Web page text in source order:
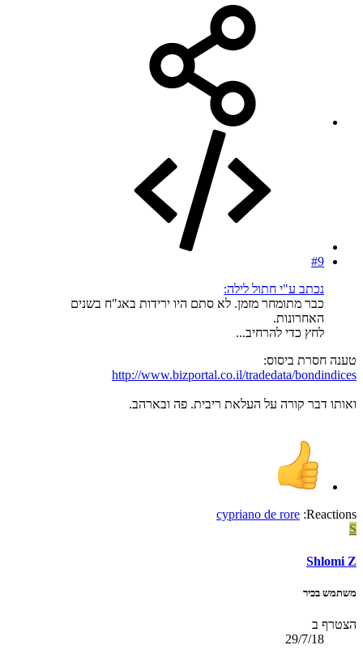
#9
נכתב ע"י חתול לילה:
כבר מתומחר מזמן. לא סתם היו ירידות באג"ח בשנים
האחרונות.
לחץ כדי להרחיב...
טענה חסרת ביסוס:
http://www.bizportal.co.il/tradedata/bondindices
ואותו דבר קורה על העלאת ריבית. פה ובארהב.
Reactions:
cypriano de rore
S
Shlomi Z
משתמש בכיר
הצטרף ב
29/7/18